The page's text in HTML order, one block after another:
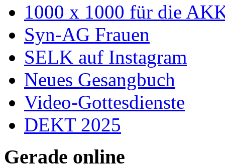
1000 x 1000 für die
Syn-AG Frauen
SELK auf Instagram
Neues Gesangbuch
Video-Gottesdienste
DEKT 2025
Gerade online